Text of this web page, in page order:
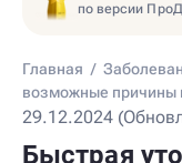
по версии
Главная /
возможные причины
29.12.2024
Быстрая